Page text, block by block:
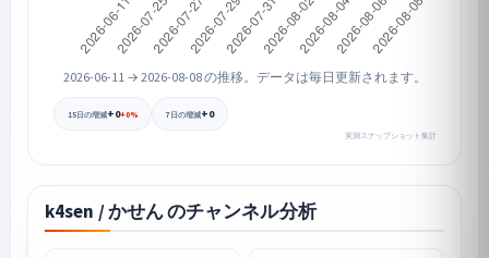
2026-06-11 → 2026-08-08 の推移。データは毎日更新されます。
15日の増減+0+0% 7日の増減+0
実測スナップショット集計
k4sen / かせん のチャンネル分析